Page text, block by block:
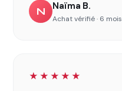
N Naïma B.
Achat vérifié · 6 mois
★★★★★